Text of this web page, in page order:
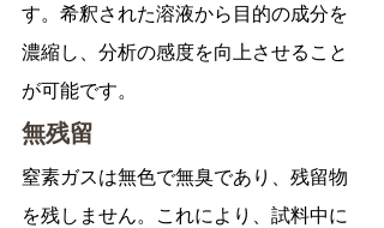
す。希釈された溶液から目的の成分を
濃縮し、分析の感度を向上させること
が可能です。
無残留
窒素ガスは無色で無臭であり、残留物
を残しません。これにより、試料中に